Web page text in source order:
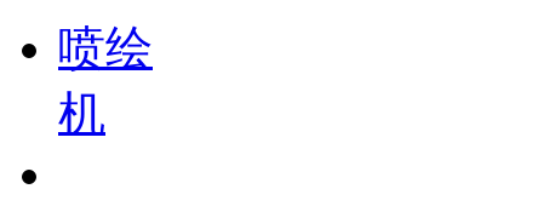
喷绘
机